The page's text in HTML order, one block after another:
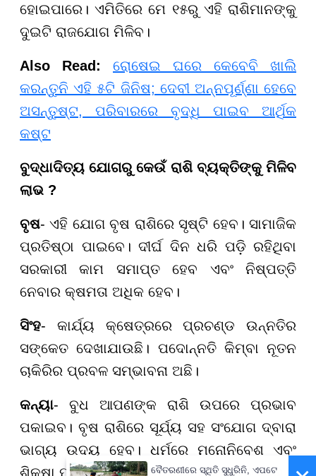
ହୋଇପାରେ। ଏମିତିରେ ମେ ୧୫ରୁ ଏହି ରାଶିମାନଙ୍କୁ
ଦୁଇଟି ରାଜଯୋଗ ମିଳିବ।
Also Read: ରୋଷେଇ ଘରେ କେବେବି ଖାଲି
କରନ୍ତୁନି ଏହି ୫ଟି ଜିନିଷ; ଦେବୀ ଅନ୍ନପୂର୍ଣ୍ଣା ହେବେ
ଅସନ୍ତୁଷ୍ଟ, ପରିବାରରେ ବୃଦ୍ଧି ପାଇବ ଆର୍ଥିକ
କଷ୍ଟ​​​​​​​
ବୁଦ୍ଧାଦିତ୍ୟ ଯୋଗରୁ କେଉଁ ରାଶି ବ୍ୟକ୍ତିଙ୍କୁ ମିଳିବ
ଲାଭ ?
ବୃଷ- ଏହି ଯୋଗ ବୃଷ ରାଶିରେ ସୃଷ୍ଟି ହେବ। ସାମାଜିକ
ପ୍ରତିଷ୍ଠା ପାଇବେ। ଦୀର୍ଘ ଦିନ ଧରି ପଡ଼ି ରହିଥିବା
ସରକାରୀ କାମ ସମାପ୍ତ ହେବ ଏବଂ ନିଷ୍ପତ୍ତି
ନେବାର କ୍ଷମତା ଅଧିକ ହେବ।
ସିଂହ- କାର୍ଯ୍ୟ କ୍ଷେତ୍ରରେ ପ୍ରଚଣ୍ଡ ଉନ୍ନତିର
ସଙ୍କେତ ଦେଖାଯାଉଛି। ପଦୋନ୍ନତି କିମ୍ବା ନୂତନ
ଚାକିରିର ପ୍ରବଳ ସମ୍ଭାବନା ଅଛି।
କନ୍ୟା- ବୁଧ ଆପଣଙ୍କ ରାଶି ଉପରେ ପ୍ରଭାବ
ପକାଇବ। ବୃଷ ରାଶିରେ ସୂର୍ଯ୍ୟ ସହ ସଂଯୋଗ ଦ୍ବାରା
ଭାଗ୍ୟ ଉଦୟ ହେବ। ଧର୍ମରେ ମନୋନିବେଶ ଏବଂ
ଶିକ୍ଷା ପାଇଁ ଏକ ମଙ୍ଗଳଦାୟକ ପ୍ରମାଣିତ ହେବ।
ବୈତରଣୀରେ ସ୍ଥିତି ସୁଧୁରିନି, ଏପଟେ